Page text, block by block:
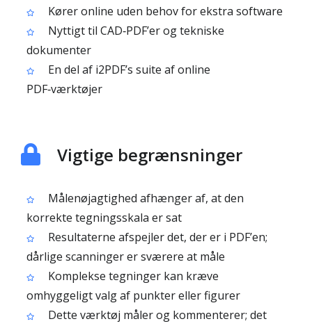
Kører online uden behov for ekstra software
Nyttigt til CAD‑PDF’er og tekniske
dokumenter
En del af i2PDF’s suite af online
PDF‑værktøjer
Vigtige begrænsninger
Målenøjagtighed afhænger af, at den
korrekte tegningsskala er sat
Resultaterne afspejler det, der er i PDF’en;
dårlige scanninger er sværere at måle
Komplekse tegninger kan kræve
omhyggeligt valg af punkter eller figurer
Dette værktøj måler og kommenterer; det